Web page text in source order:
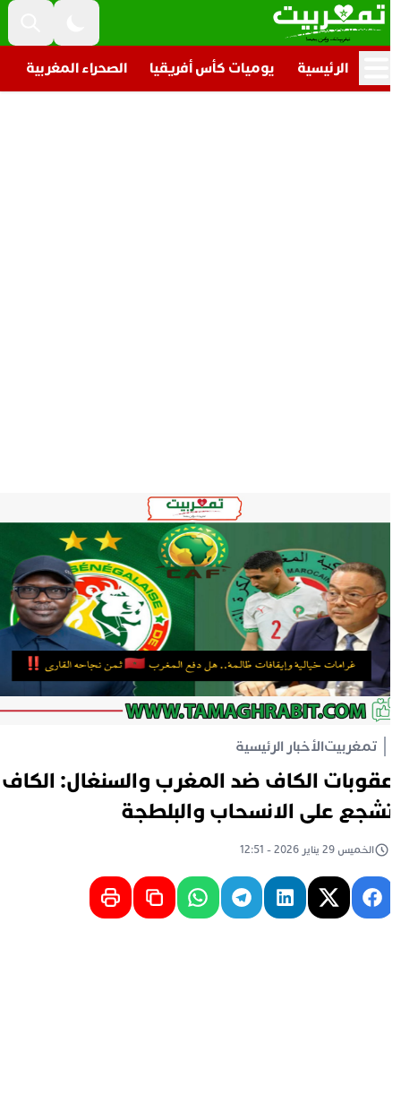
الرئيسية يوميات كأس أفريقيا الصحراء المغربية
تمغربيتالأخبار الرئيسية
الكاف ضد المغرب والسنغال: الكاف
على الانسحاب والبلطجة
الخميس 29 يناير 2026 - 12:51